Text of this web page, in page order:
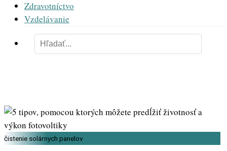
Zdravotníctvo
Vzdelávanie
čistenie solárnych panelov